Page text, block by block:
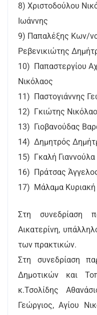
8) Χριστοδούλου
Ιωάννης
9) Παπαλέξης
Ρεβενικιώτης
10)
Νικόλαος
11) Παστογιάννης
12) Γκιώτης
13) Γιοβανούδας
14) Δημητρός
15) Γκαλή Γιαννούλα
16) Πράτσας
17) Μάλαμα Κυριακή
Στη συνεδρίαση
Αικατερίνη,
των πρακτικών.
Στη συνεδρίαση
Δημοτικών και
κ.Τσολίδης
Γεώργιος, Αγίου